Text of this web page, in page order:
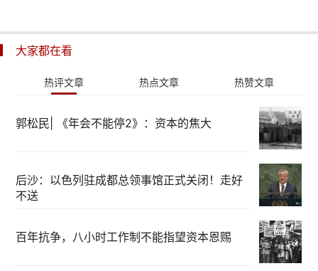
大家都在看
热评文章 热点文章 热赞文章
郭松民| 《年会不能停2》：资本的焦大
后沙：以色列驻成都总领事馆正式关闭！走好
不送
百年抗争，八小时工作制不能指望资本恩赐